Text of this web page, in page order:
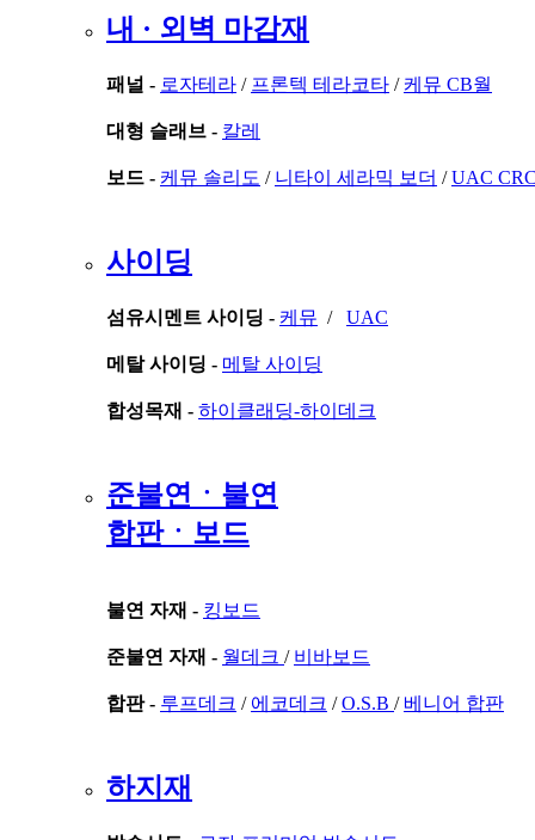
내 · 외벽 마감재
패널 - 로자테라 / 프론텍 테라코타 / 케뮤 CB월
대형 슬래브 - 칼레
보드 - 케뮤 솔리도 / 니타이 세라믹 보더 /UAC
사이딩
섬유시멘트 사이딩 - 케뮤 / UAC
메탈 사이딩 - 메탈 사이딩
합성목재 - 하이클래딩-하이데크
준불연ㆍ불연
합판ㆍ보드
불연 자재 - 킹보드
준불연 자재 - 월데크 / 비바보드
합판 - 루프데크 / 에코데크 /O.S.B / 베니어 합판
하지재